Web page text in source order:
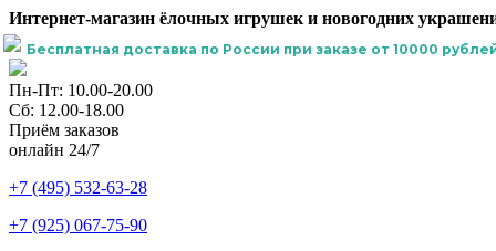
Интернет-магазин ёлочных игрушек и новогодних
Бесплатная доставка по России при заказе от 10000
Пн-Пт: 10.00-20.00
Сб: 12.00-18.00
Приём заказов
онлайн 24/7
+7 (495) 532-63-28
+7 (925) 067-75-90